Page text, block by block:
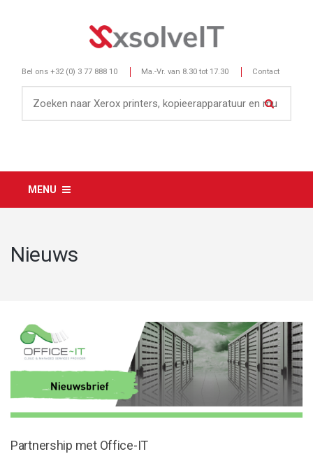
Bel ons +32 (0) 3 77 888 10 Ma.-Vr. van 8.30 tot 17.30 Contact
MENU
Nieuws
Partnership met Office-IT